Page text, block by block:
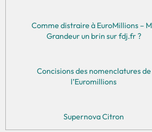
Comme distraire à EuroMillions –
Grandeur un brin sur fdj.fr ?
Concisions des nomenclatures de
l’Euromillions
Supernova Citron